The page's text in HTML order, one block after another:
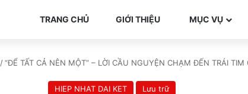
TRANG CHỦ GIỚI THIỆU MỤC VỤ
/“ĐỂ TẤT CẢ NÊN MỘT” – LỜI CẦU NGUYỆN CHẠM ĐẾN TRÁI TIM
HIEP NHAT DAI KET Lưu trữ